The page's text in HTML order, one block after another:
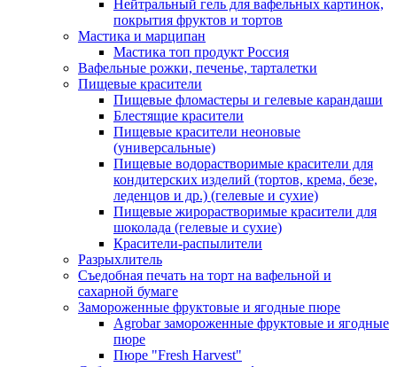
Нейтральный гель для вафельных картинок,
покрытия фруктов и тортов
Мастика и марципан
Мастика топ продукт Россия
Вафельные рожки, печенье, тарталетки
Пищевые красители
Пищевые фломастеры и гелевые карандаши
Блестящие красители
Пищевые красители неоновые
(универсальные)
Пищевые водорастворимые красители для
кондитерских изделий (тортов, крема, безе,
леденцов и др.) (гелевые и сухие)
Пищевые жирорастворимые красители для
шоколада (гелевые и сухие)
Красители-распылители
Разрыхлитель
Съедобная печать на торт на вафельной и
сахарной бумаге
Замороженные фруктовые и ягодные пюре
Agrobar замороженные фруктовые и ягодные
пюре
Пюре "Fresh Harvest"